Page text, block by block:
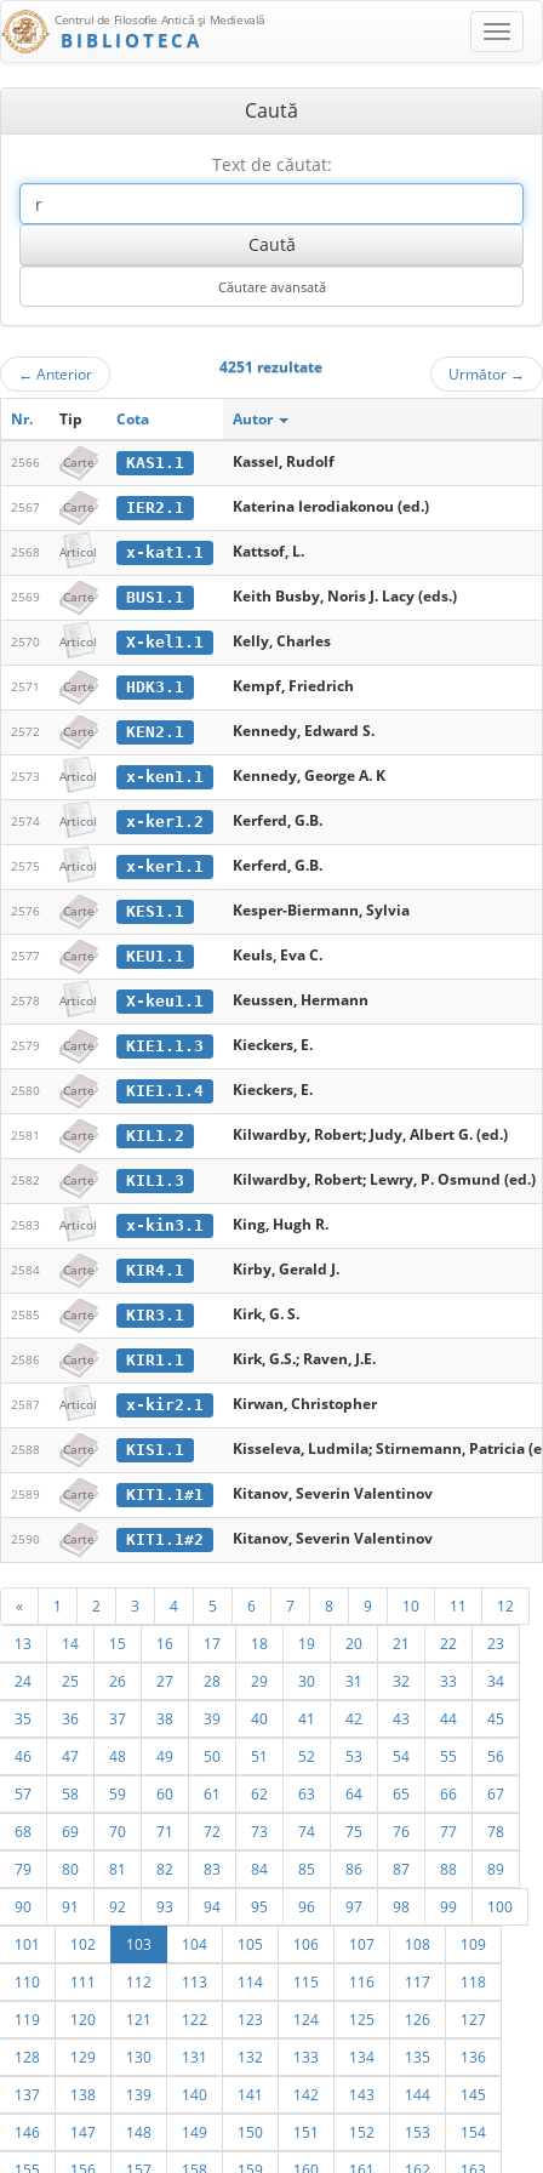
Centrul de Filosofie Antică şi Medievală
BIBLIOTECA
Caută
Text de căutat:
← Anterior 4251 rezultate Următor →
Nr. Tip Cota Autor
2566 Carte KAS1.1 Kassel, Rudolf
2567 Carte IER2.1 Katerina Ierodiakonou (ed.)
2568 Articol x-kat1.1 Kattsof, L.
2569 Carte BUS1.1 Keith Busby, Noris J. Lacy (eds.)
2570 Articol X-kel1.1 Kelly, Charles
2571 Carte HDK3.1 Kempf, Friedrich
2572 Carte KEN2.1 Kennedy, Edward S.
2573 Articol x-ken1.1 Kennedy, George A. K
2574 Articol x-ker1.2 Kerferd, G.B.
2575 Articol x-ker1.1 Kerferd, G.B.
2576 Carte KES1.1 Kesper-Biermann, Sylvia
2577 Carte KEU1.1 Keuls, Eva C.
2578 Articol X-keu1.1 Keussen, Hermann
2579 Carte KIE1.1.3 Kieckers, E.
2580 Carte KIE1.1.4 Kieckers, E.
2581 Carte KIL1.2 Kilwardby, Robert; Judy, Albert G. (ed.)
2582 Carte KIL1.3 Kilwardby, Robert; Lewry, P. Osmund (ed.)
2583 Articol x-kin3.1 King, Hugh R.
2584 Carte KIR4.1 Kirby, Gerald J.
2585 Carte KIR3.1 Kirk, G. S.
2586 Carte KIR1.1 Kirk, G.S.; Raven, J.E.
2587 Articol x-kir2.1 Kirwan, Christopher
2588 Carte KIS1.1 Kisseleva, Ludmila; Stirnemann, Patricia
2589 Carte KIT1.1#1 Kitanov, Severin Valentinov
2590 Carte KIT1.1#2 Kitanov, Severin Valentinov
« 1 2 3 4 5 6 7 8 9 10 11
12
13
14 15 16 17 18 19 20 21 22
23
24
25 26 27 28 29 30 31 32 33
34
35
36 37 38 39 40 41 42 43 44
45
46
47 48 49 50 51 52 53 54 55
56
57
58 59 60 61 62 63 64 65 66
67
68
69 70 71 72 73 74 75 76 77
78
79
80 81 82 83 84 85 86 87 88
89
90
91 92 93 94 95 96 97 98 99
100
101
102 103 104 105 106 107 108
109
110
111 112 113 114 115 116 117
118
119
120 121 122 123 124 125 126
127
128
129 130 131 132 133 134 135
136
137
138 139 140 141 142 143 144
145
146
147 148 149 150 151 152 153
154